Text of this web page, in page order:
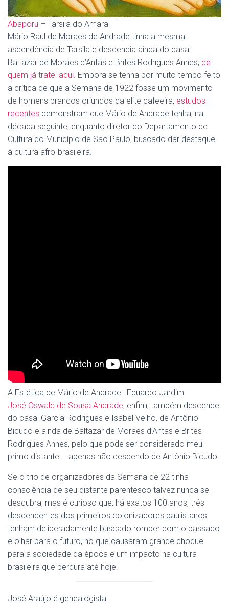
Abaporu – Tarsila do Amaral
Mário Raul de Moraes de Andrade tinha a mesma
ascendência de Tarsila e descendia ainda do casal
Baltazar de Moraes d’Antas e Brites Rodrigues Annes, de
quem já tratei aqui. Embora se tenha por muito tempo feito
a crítica de que a Semana de 1922 fosse um movimento
de homens brancos oriundos da elite cafeeira, estudos
recentes demonstram que Mário de Andrade tenha, na
década seguinte, enquanto diretor do Departamento de
Cultura do Município de São Paulo, buscado dar destaque
à cultura afro-brasileira.
A Estética de Mário de Andrade | Eduardo Jardim
José Oswald de Sousa Andrade, enfim, também descende
do casal Garcia Rodrigues e Isabel Velho, de Antônio
Bicudo e ainda de Baltazar de Moraes d’Antas e Brites
Rodrigues Annes, pelo que pode ser considerado meu
primo distante – apenas não descendo de Antônio Bicudo.
Se o trio de organizadores da Semana de 22 tinha
consciência de seu distante parentesco talvez nunca se
descubra, mas é curioso que, há exatos 100 anos, três
descendentes dos primeiros colonizadores paulistanos
tenham deliberadamente buscado romper com o passado
e olhar para o futuro, no que causaram grande choque
para a sociedade da época e um impacto na cultura
brasileira que perdura até hoje.
José Araújo é genealogista.